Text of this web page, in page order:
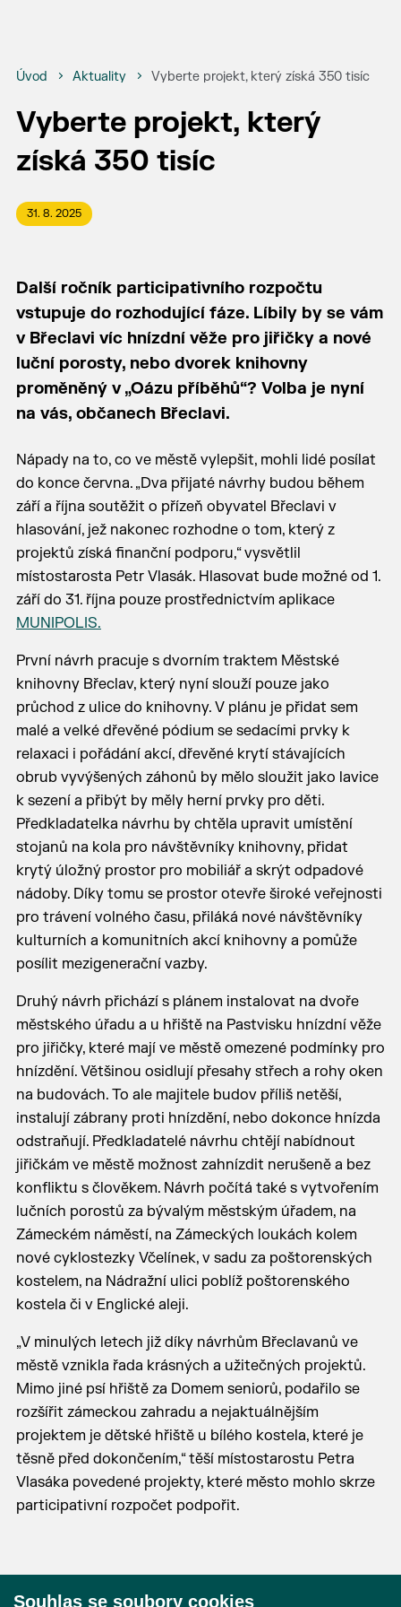
Úvod Aktuality Vyberte projekt, který získá 350 tisíc
Vyberte projekt, který
získá 350 tisíc
31. 8. 2025
Další ročník participativního rozpočtu
vstupuje do rozhodující fáze. Líbily by se vám
v Břeclavi víc hnízdní věže pro jiřičky a nové
luční porosty, nebo dvorek knihovny
proměněný v „Oázu příběhů“? Volba je nyní
na vás, občanech Břeclavi.
Nápady na to, co ve městě vylepšit, mohli lidé posílat
do konce června. „Dva přijaté návrhy budou během
září a října soutěžit o přízeň obyvatel Břeclavi v
hlasování, jež nakonec rozhodne o tom, který z
projektů získá finanční podporu,“ vysvětlil
místostarosta Petr Vlasák. Hlasovat bude možné od 1.
září do 31. října pouze prostřednictvím aplikace
MUNIPOLIS.
První návrh pracuje s dvorním traktem Městské
knihovny Břeclav, který nyní slouží pouze jako
průchod z ulice do knihovny. V plánu je přidat sem
malé a velké dřevěné pódium se sedacími prvky k
relaxaci i pořádání akcí, dřevěné krytí stávajících
obrub vyvýšených záhonů by mělo sloužit jako lavice
k sezení a přibýt by měly herní prvky pro děti.
Předkladatelka návrhu by chtěla upravit umístění
stojanů na kola pro návštěvníky knihovny, přidat
krytý úložný prostor pro mobiliář a skrýt odpadové
nádoby. Díky tomu se prostor otevře široké veřejnosti
pro trávení volného času, přiláká nové návštěvníky
kulturních a komunitních akcí knihovny a pomůže
posílit mezigenerační vazby.
Druhý návrh přichází s plánem instalovat na dvoře
městského úřadu a u hřiště na Pastvisku hnízdní věže
pro jiřičky, které mají ve městě omezené podmínky pro
hnízdění. Většinou osidlují přesahy střech a rohy oken
na budovách. To ale majitele budov příliš netěší,
instalují zábrany proti hnízdění, nebo dokonce hnízda
odstraňují. Předkladatelé návrhu chtějí nabídnout
jiřičkám ve městě možnost zahnízdit nerušeně a bez
konfliktu s člověkem. Návrh počítá také s vytvořením
lučních porostů za bývalým městským úřadem, na
Zámeckém náměstí, na Zámeckých loukách kolem
nové cyklostezky Včelínek, v sadu za poštorenských
kostelem, na Nádražní ulici poblíž poštorenského
kostela či v Englické aleji.
„V minulých letech již díky návrhům Břeclavanů ve
městě vznikla řada krásných a užitečných projektů.
Mimo jiné psí hřiště za Domem seniorů, podařilo se
rozšířit zámeckou zahradu a nejaktuálnějším
projektem je dětské hřiště u bílého kostela, které je
těsně před dokončením,“ těší místostarostu Petra
Vlasáka povedené projekty, které město mohlo skrze
participativní rozpočet podpořit.
Souhlas se soubory cookies